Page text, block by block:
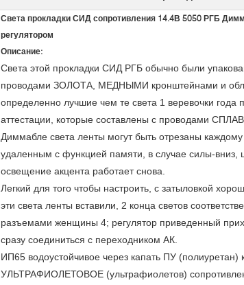
Света прокладки СИД сопротивления 14.4В 5050 РГБ
регулятором
Описание:
Света этой прокладки СИД РГБ обычно были
проводами ЗОЛОТА, МЕДНЫМИ кронштейнами и
определенно лучшие чем те света 1 веревочки года
аттестации, которые составлены с проводами
Диммабле света ленты могут быть отрезаны
удаленным с функцией памяти, в случае силы-вниз,
освещение акцента работает снова.
Легкий для того чтобы настроить, с затыловкой
эти света ленты вставили, 2 конца светов
разъемами женщины 4; регулятор приведенный
сразу соединиться с переходником АК.
ИП65 водоустойчивое через капать ПУ (полиуретан)
УЛЬТРАФИОЛЕТОВОЕ (ультрафиолетов)